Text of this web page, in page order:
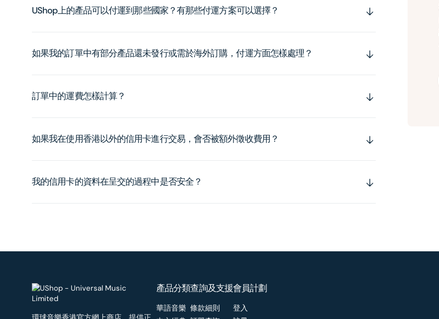
UShop上的產品可以付運到那些國家？有那些付運方案可以選擇？
如果我的訂單中有部分產品還未發行或需於海外訂購，付運方面怎樣處理？
訂單中的運費怎樣計算？
如果我在使用香港以外的信用卡進行交易，會否被額外徵收費用？
我的信用卡的資料在呈交的過程中是否安全？
產品分類
華語音樂
查詢及支援
條款細則
會員計劃
登入